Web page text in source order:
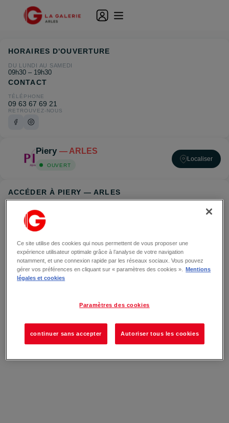
Piery — ARLES
OUVERT
Localiser
ACCÉDER À PIERY — ARLES
HORAIRES D'OUVERTURE
DU LUNDI AU SAMEDI
09h30 – 19h30
CONTACT
TÉLÉPHONE
09 63 67 69 21
RETROUVEZ-NOUS
Ce site utilise des cookies qui nous permettent de vous proposer une
expérience utilisateur optimale grâce à l’analyse de votre navigation
notamment, et une connexion rapide par les réseaux sociaux. Vous pouvez
gérer vos préférences en cliquant sur « paramètres des cookies ».
Mentions
légales et cookies
Paramètres des cookies
continuer sans accepter Autoriser tous les cookies